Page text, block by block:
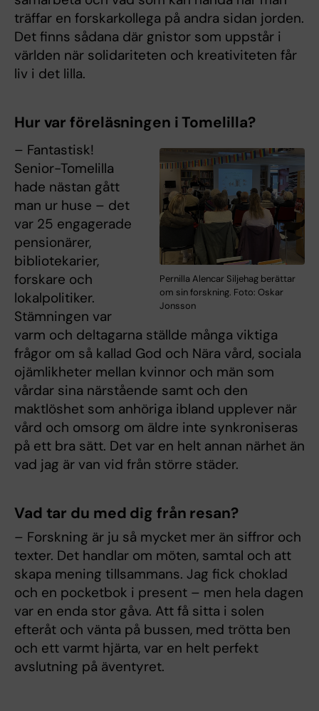
träffar en forskarkollega på andra sidan jorden.
Det finns sådana där gnistor som uppstår i
världen när solidariteten och kreativiteten får
liv i det lilla.
Hur var föreläsningen i Tomelilla?
Pernilla Alencar Siljehag berättar
om sin forskning. Foto: Oskar
Jonsson
– Fantastisk!
Senior-Tomelilla
hade nästan gått
man ur huse – det
var 25 engagerade
pensionärer,
bibliotekarier,
forskare och
lokalpolitiker.
Stämningen var
varm och deltagarna ställde många viktiga
frågor om så kallad God och Nära vård, sociala
ojämlikheter mellan kvinnor och män som
vårdar sina närstående samt och den
maktlöshet som anhöriga ibland upplever när
vård och omsorg om äldre inte synkroniseras
på ett bra sätt. Det var en helt annan närhet än
vad jag är van vid från större städer.
Vad tar du med dig från resan?
– Forskning är ju så mycket mer än siffror och
texter. Det handlar om möten, samtal och att
skapa mening tillsammans. Jag fick choklad
och en pocketbok i present – men hela dagen
var en enda stor gåva. Att få sitta i solen
efteråt och vänta på bussen, med trötta ben
och ett varmt hjärta, var en helt perfekt
avslutning på äventyret.